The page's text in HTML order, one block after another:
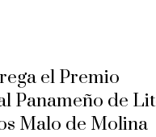
el Premio
Panameño de
Malo de Molina